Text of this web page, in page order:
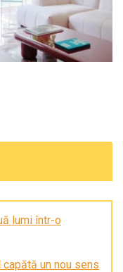
lumi într-o
un nou sens